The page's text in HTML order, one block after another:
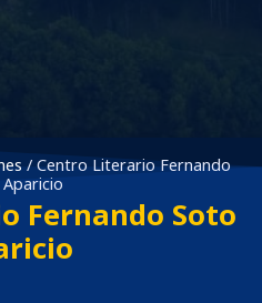
/ Centro Literario Fernando
Fernando Soto